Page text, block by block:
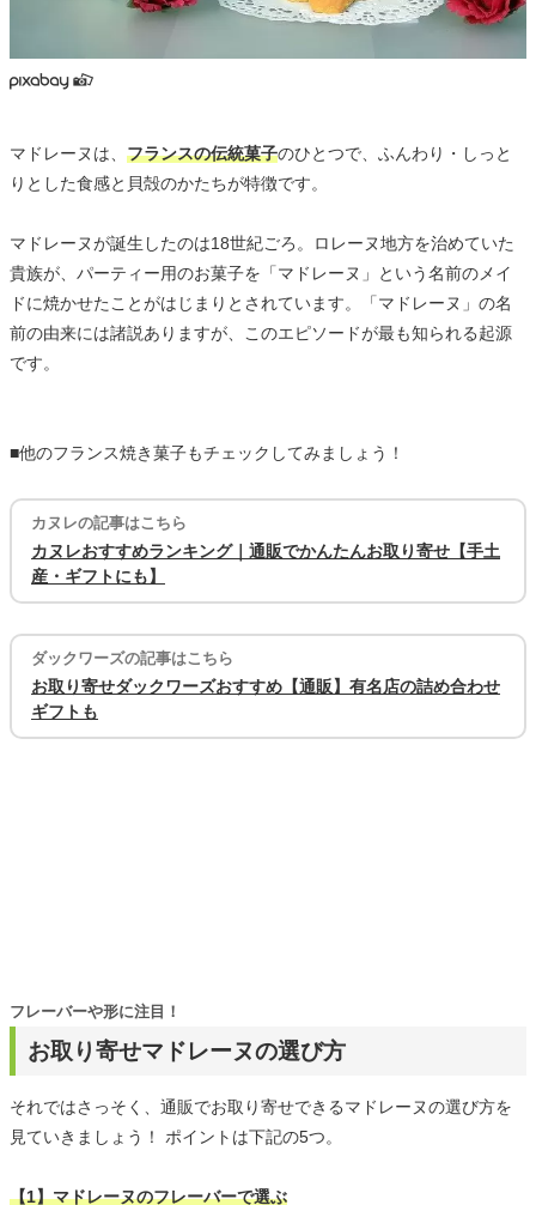
マドレーヌは、 フランスの伝統菓子のひとつで、ふんわり・しっと
りとした食感と貝殻のかたちが特徴です。
マドレーヌが誕生したのは18世紀ごろ。ロレーヌ地方を治めていた
貴族が、パーティー用のお菓子を「マドレーヌ」という名前のメイ
ドに焼かせたことがはじまりとされています。「マドレーヌ」の名
前の由来には諸説ありますが、このエピソードが最も知られる起源
です。
■他のフランス焼き菓子もチェックしてみましょう！
カヌレの記事はこちら
カヌレおすすめランキング｜通販でかんたんお取り寄せ【手土
産・ギフトにも】
ダックワーズの記事はこちら
お取り寄せダックワーズおすすめ【通販】有名店の詰め合わせ
ギフトも
お取り寄せマドレーヌの選び方
フレーバーや形に注目！
それではさっそく、通販でお取り寄せできるマドレーヌの選び方を
見ていきましょう！ ポイントは下記の5つ。
【1】マドレーヌのフレーバーで選ぶ